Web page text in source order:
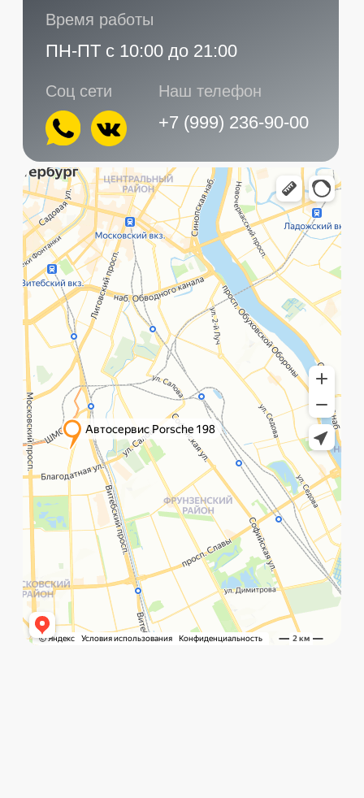
Главная ПозвонитьWhat`s app Контакты Услуги
Главная Услуги Контакты
Политика обработки данных
©️ Porsche 198. Все права защищены 2025
Разработка и маркетинг: Global Code
Санкт-Петербург,
Рощинская улица, 32Е
+7 (999) 236-90-00
ПН-ПТ
с 10:00 до 21:00